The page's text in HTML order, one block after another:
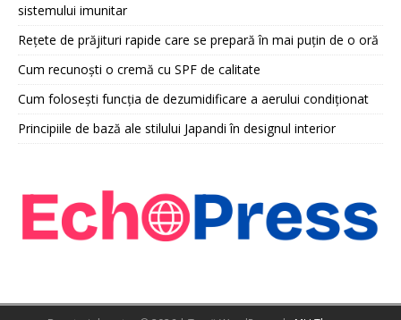
sistemului imunitar
Rețete de prăjituri rapide care se prepară în mai puțin de o oră
Cum recunoști o cremă cu SPF de calitate
Cum folosești funcția de dezumidificare a aerului condiționat
Principiile de bază ale stilului Japandi în designul interior